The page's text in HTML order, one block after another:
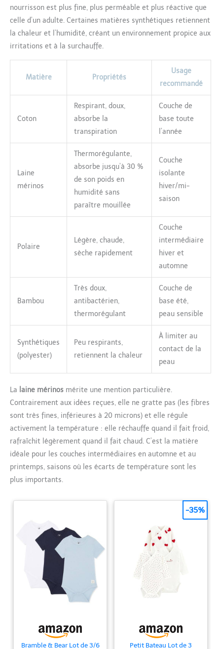
nourrisson est plus fine, plus perméable et plus réactive que
celle d’un adulte. Certaines matières synthétiques retiennent
la chaleur et l’humidité, créant un environnement propice aux
irritations et à la surchauffe.
Matière Propriétés
Usage
recommandé
Coton
Respirant, doux,
absorbe la
transpiration
Couche de
base toute
l’année
Laine
mérinos
Thermorégulante,
absorbe jusqu’à 30 %
de son poids en
humidité sans
paraître mouillée
Couche
isolante
hiver/mi-
saison
Polaire
Légère, chaude,
sèche rapidement
Couche
intermédiaire
hiver et
automne
Bambou
Très doux,
antibactérien,
thermorégulant
Couche de
base été,
peau sensible
Synthétiques
(polyester)
Peu respirants,
retiennent la chaleur
À limiter au
contact de la
peau
La laine mérinos mérite une mention particulière.
Contrairement aux idées reçues, elle ne gratte pas (les fibres
sont très fines, inférieures à 20 microns) et elle régule
activement la température : elle réchauffe quand il fait froid,
rafraîchit légèrement quand il fait chaud. C’est la matière
idéale pour les couches intermédiaires en automne et au
printemps, saisons où les écarts de température sont les
plus importants.
Bramble & Bear Lot de 3/6
Petit Bateau Lot de 3
-35%